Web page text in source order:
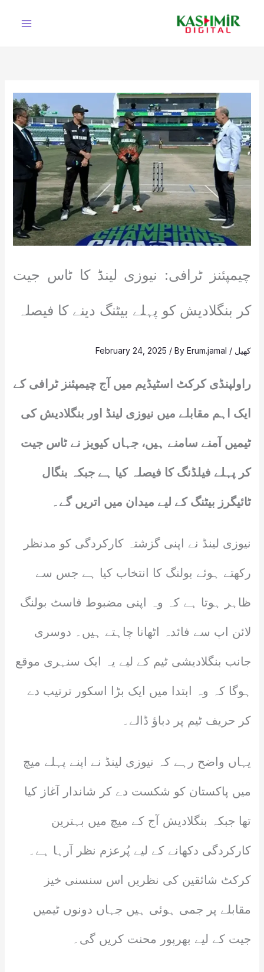
چیمپئنز ٹرافی: نیوزی لینڈ کا ٹاس جیت
کر بنگلادیش کو پہلے بیٹنگ دینے کا فیصلہ
کھیل /
February 24, 2025 / ByErum.jamal
راولپنڈی کرکٹ اسٹیڈیم میں آج چیمپئنز ٹرافی کے
ایک اہم مقابلے میں نیوزی لینڈ اور بنگلادیش کی
ٹیمیں آمنے سامنے ہیں، جہاں کیویز نے ٹاس جیت
کر پہلے فیلڈنگ کا فیصلہ کیا ہے جبکہ بنگال
ٹائیگرز بیٹنگ کے لیے میدان میں اتریں گے۔
نیوزی لینڈ نے اپنی گزشتہ کارکردگی کو مدنظر
رکھتے ہوئے بولنگ کا انتخاب کیا ہے جس سے
ظاہر ہوتا ہے کہ وہ اپنی مضبوط فاسٹ بولنگ
لائن اپ سے فائدہ اٹھانا چاہتے ہیں۔ دوسری
جانب بنگلادیشی ٹیم کے لیے یہ ایک سنہری موقع
ہوگا کہ وہ ابتدا میں ایک بڑا اسکور ترتیب دے
کر حریف ٹیم پر دباؤ ڈالے۔
یہاں واضح رہے کہ نیوزی لینڈ نے اپنے پہلے میچ
میں پاکستان کو شکست دے کر شاندار آغاز کیا
تھا جبکہ بنگلادیش آج کے میچ میں بہترین
کارکردگی دکھانے کے لیے پُرعزم نظر آرہا ہے۔
کرکٹ شائقین کی نظریں اس سنسنی خیز
مقابلے پر جمی ہوئی ہیں جہاں دونوں ٹیمیں
جیت کے لیے بھرپور محنت کریں گی۔